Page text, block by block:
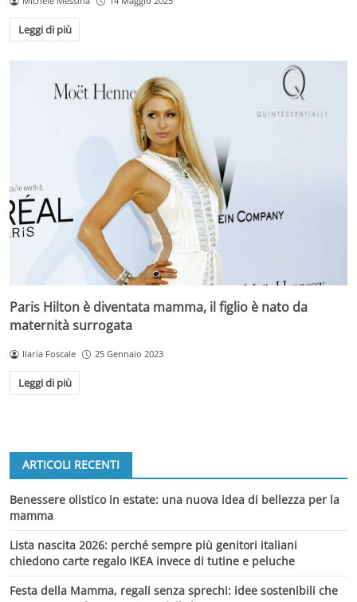
Leggi di più
Paris Hilton è diventata mamma, il figlio è nato da
maternità surrogata
Ilaria Foscale 25 Gennaio 2023
Leggi di più
ARTICOLI RECENTI
Benessere olistico in estate: una nuova idea di bellezza per la
mamma
Lista nascita 2026: perché sempre più genitori italiani
chiedono carte regalo IKEA invece di tutine e peluche
Festa della Mamma, regali senza sprechi: idee sostenibili che